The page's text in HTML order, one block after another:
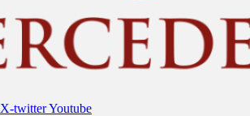
X-twitterYoutube